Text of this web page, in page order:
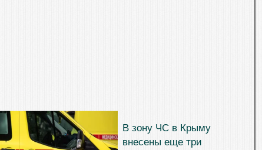
В зону ЧС в Крыму
внесены еще три